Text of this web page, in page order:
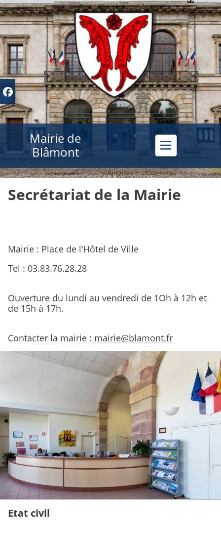
Mairie de
Blâmont
Secrétariat de la Mairie
Mairie : Place de l'Hôtel de Ville
Tel : 03.83.76.28.28
Ouverture du lundi au vendredi de 1Oh à 12h et
de 15h à 17h.
Contacter la mairie : mairie@blamont.fr
Etat civil